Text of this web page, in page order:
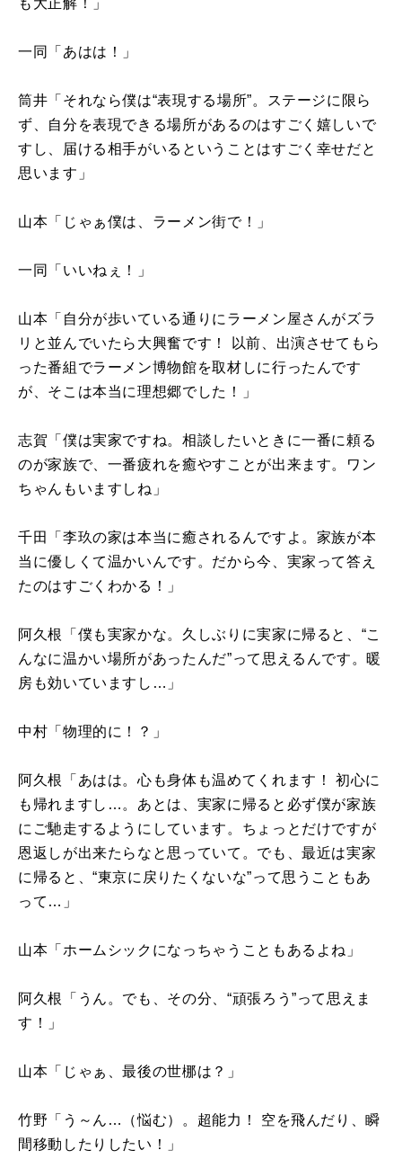
も大正解！」
一同「あはは！」
筒井「それなら僕は“表現する場所”。ステージに限ら
ず、自分を表現できる場所があるのはすごく嬉しいで
すし、届ける相手がいるということはすごく幸せだと
思います」
山本「じゃぁ僕は、ラーメン街で！」
一同「いいねぇ！」
山本「自分が歩いている通りにラーメン屋さんがズラ
リと並んでいたら大興奮です！ 以前、出演させてもら
った番組でラーメン博物館を取材しに行ったんです
が、そこは本当に理想郷でした！」
志賀「僕は実家ですね。相談したいときに一番に頼る
のが家族で、一番疲れを癒やすことが出来ます。ワン
ちゃんもいますしね」
千田「李玖の家は本当に癒されるんですよ。家族が本
当に優しくて温かいんです。だから今、実家って答え
たのはすごくわかる！」
阿久根「僕も実家かな。久しぶりに実家に帰ると、“こ
んなに温かい場所があったんだ”って思えるんです。暖
房も効いていますし…」
中村「物理的に！？」
阿久根「あはは。心も身体も温めてくれます！ 初心に
も帰れますし…。あとは、実家に帰ると必ず僕が家族
にご馳走するようにしています。ちょっとだけですが
恩返しが出来たらなと思っていて。でも、最近は実家
に帰ると、“東京に戻りたくないな”って思うこともあ
って…」
山本「ホームシックになっちゃうこともあるよね」
阿久根「うん。でも、その分、“頑張ろう”って思えま
す！」
山本「じゃぁ、最後の世梛は？」
竹野「う～ん…（悩む）。超能力！ 空を飛んだり、瞬
間移動したりしたい！」